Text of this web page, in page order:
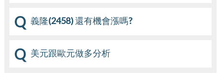
Q 義隆(2458) 還有機會漲嗎?
Q 美元跟歐元做多分析